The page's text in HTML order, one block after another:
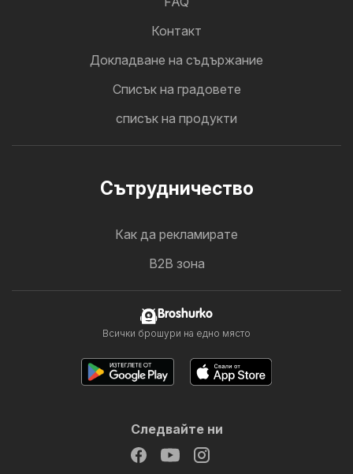
Контакт
Докладване на съдържание
Cписък на градовете
списък на продукти
Cътрудничество
Как да рекламирате
B2B зона
Broshurko
Всички брошури на едно място
Следвайте ни